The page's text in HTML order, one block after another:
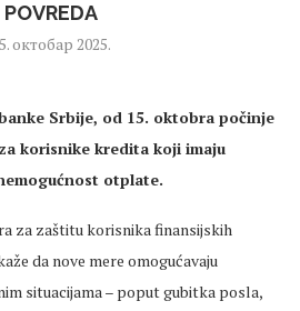
POVREDA
октобар 2025.
Srbije, od 15. oktobra počinje
korisnike kredita koji imaju
otplate.
za zaštitu korisnika finansijskih
da nove mere omogućavaju
situacijama– poput gubitka posla,